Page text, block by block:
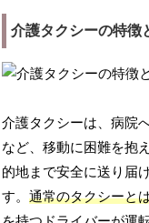
介護タクシーの特徴
介護タクシーは、病院
など、移動に困難を抱
的地まで安全に送り届
す。通常のタクシーと